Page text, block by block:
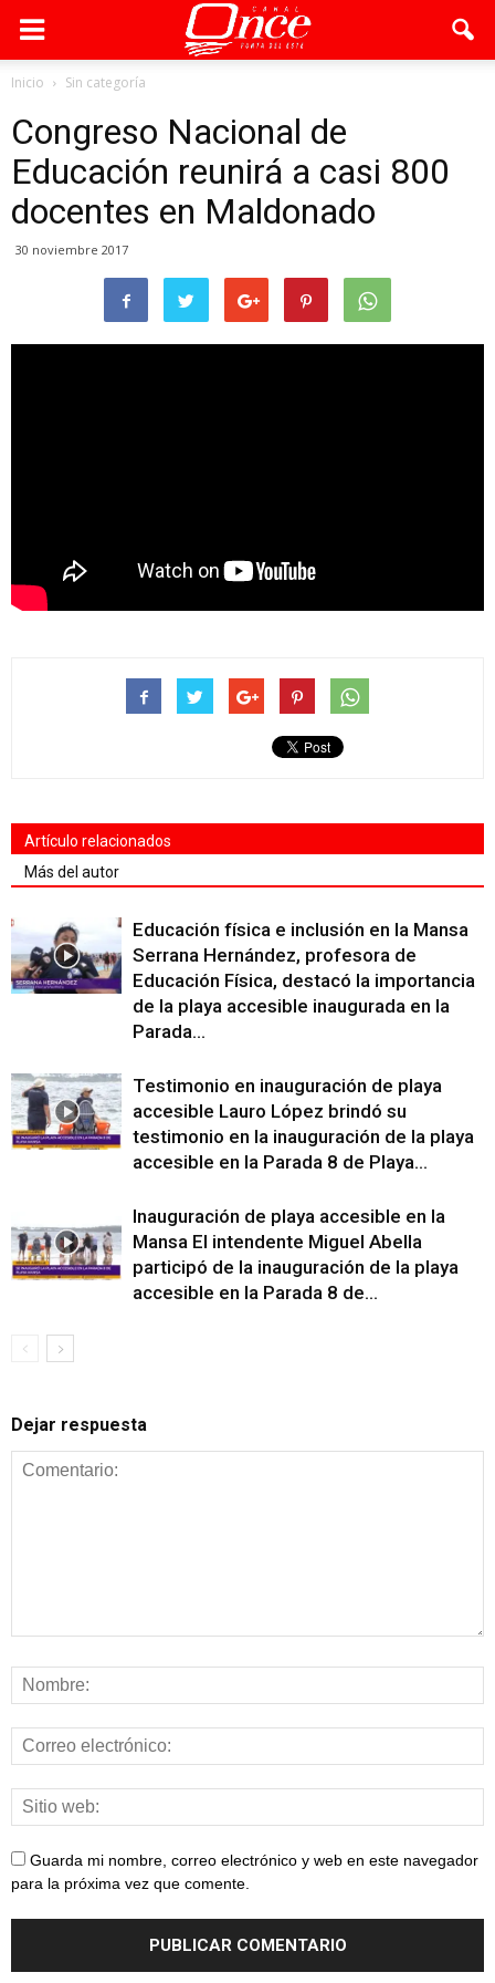
Inicio Sin categoría
Congreso Nacional de
Educación reunirá a casi 800
docentes en Maldonado
30 noviembre 2017
Artículo relacionados
Más del autor
Educación física e inclusión en la Mansa
Serrana Hernández, profesora de
Educación Física, destacó la importancia
de la playa accesible inaugurada en la
Parada...
Testimonio en inauguración de playa
accesible Lauro López brindó su
testimonio en la inauguración de la playa
accesible en la Parada 8 de Playa...
Inauguración de playa accesible en la
Mansa El intendente Miguel Abella
participó de la inauguración de la playa
accesible en la Parada 8 de...
Dejar respuesta
Guarda mi nombre, correo electrónico y web en este navegador
para la próxima vez que comente.